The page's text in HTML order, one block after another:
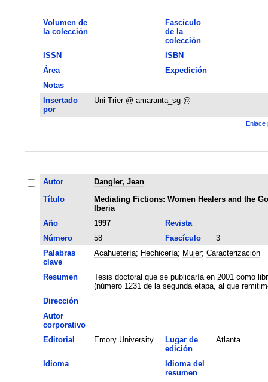
Volumen de
la colección
Fascículo
de la
colección
ISSN
ISBN
Área
Expedición
Notas
Insertado
por
Uni-Trier @ amaranta_sg @
Enlace
Autor
Dangler, Jean
Título
Mediating Fictions: Women Healers and the
Iberia
Año
1997
Revista
Número
58 Fascículo
3
Palabras
clave
Acahuetería; Hechicería; Mujer; Caracterización
Resumen
Tesis doctoral que se publicaría en 2001 como
(número 1231 de la segunda etapa, al que
Dirección
Autor
corporativo
Editorial
Emory University
Lugar de
edición
Atlanta
Idioma
Idioma del
resumen